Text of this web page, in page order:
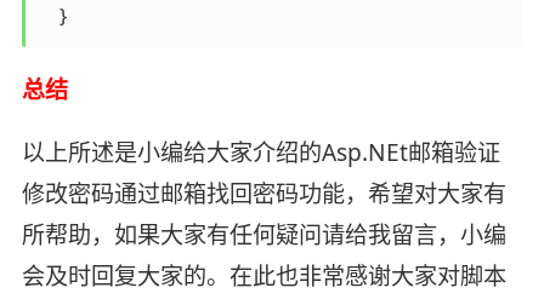
    }
总结
以上所述是小编给大家介绍的Asp.NEt邮箱验证
修改密码通过邮箱找回密码功能，希望对大家有
所帮助，如果大家有任何疑问请给我留言，小编
会及时回复大家的。在此也非常感谢大家对脚本